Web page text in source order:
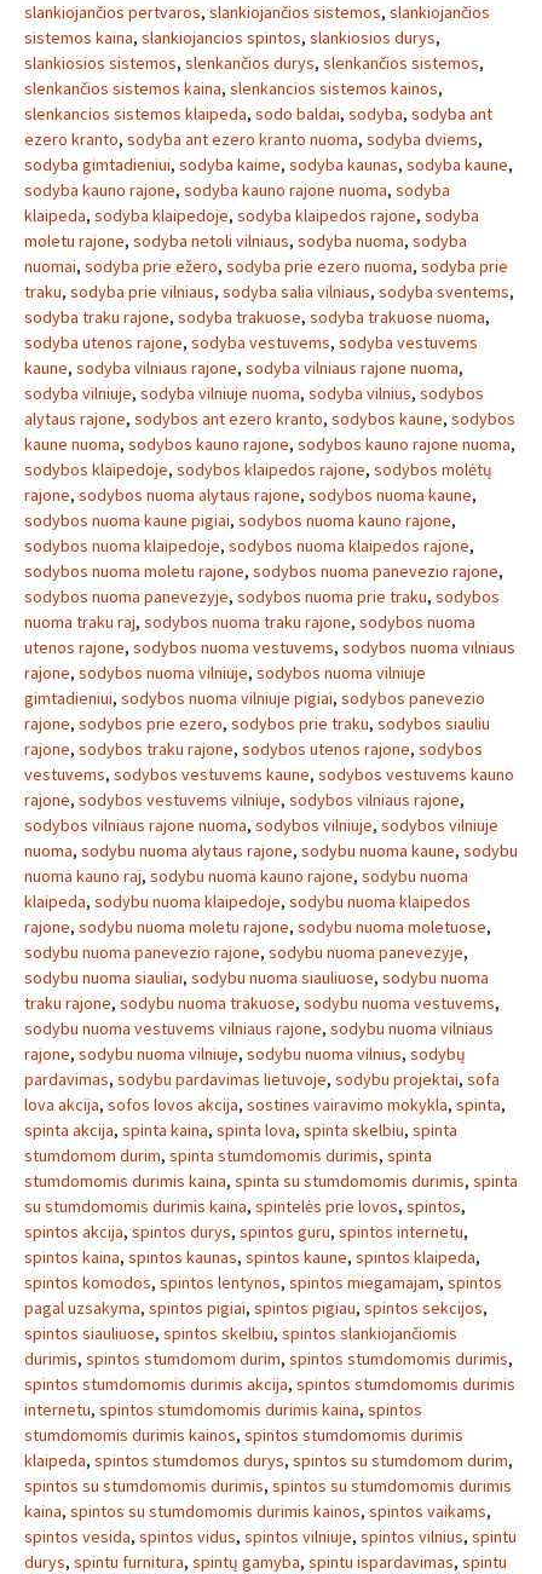
slankiojančios pertvaros, slankiojančios sistemos, slankiojančios
sistemos kaina, slankiojancios spintos, slankiosios durys,
slankiosios sistemos, slenkančios durys, slenkančios sistemos,
slenkančios sistemos kaina, slenkancios sistemos kainos,
slenkancios sistemos klaipeda, sodo baldai, sodyba, sodyba ant
ezero kranto, sodyba ant ezero kranto nuoma, sodyba dviems,
sodyba gimtadieniui, sodyba kaime, sodyba kaunas, sodyba kaune,
sodyba kauno rajone, sodyba kauno rajone nuoma, sodyba
klaipeda, sodyba klaipedoje, sodyba klaipedos rajone, sodyba
moletu rajone, sodyba netoli vilniaus, sodyba nuoma, sodyba
nuomai, sodyba prie ežero, sodyba prie ezero nuoma, sodyba prie
traku, sodyba prie vilniaus, sodyba salia vilniaus, sodyba sventems,
sodyba traku rajone, sodyba trakuose, sodyba trakuose nuoma,
sodyba utenos rajone, sodyba vestuvems, sodyba vestuvems
kaune, sodyba vilniaus rajone, sodyba vilniaus rajone nuoma,
sodyba vilniuje, sodyba vilniuje nuoma, sodyba vilnius, sodybos
alytaus rajone, sodybos ant ezero kranto, sodybos kaune, sodybos
kaune nuoma, sodybos kauno rajone, sodybos kauno rajone nuoma,
sodybos klaipedoje, sodybos klaipedos rajone, sodybos molėtų
rajone, sodybos nuoma alytaus rajone, sodybos nuoma kaune,
sodybos nuoma kaune pigiai, sodybos nuoma kauno rajone,
sodybos nuoma klaipedoje, sodybos nuoma klaipedos rajone,
sodybos nuoma moletu rajone, sodybos nuoma panevezio rajone,
sodybos nuoma panevezyje, sodybos nuoma prie traku, sodybos
nuoma traku raj, sodybos nuoma traku rajone, sodybos nuoma
utenos rajone, sodybos nuoma vestuvems, sodybos nuoma vilniaus
rajone, sodybos nuoma vilniuje, sodybos nuoma vilniuje
gimtadieniui, sodybos nuoma vilniuje pigiai, sodybos panevezio
rajone, sodybos prie ezero, sodybos prie traku, sodybos siauliu
rajone, sodybos traku rajone, sodybos utenos rajone, sodybos
vestuvems, sodybos vestuvems kaune, sodybos vestuvems kauno
rajone, sodybos vestuvems vilniuje, sodybos vilniaus rajone,
sodybos vilniaus rajone nuoma, sodybos vilniuje, sodybos vilniuje
nuoma, sodybu nuoma alytaus rajone, sodybu nuoma kaune, sodybu
nuoma kauno raj, sodybu nuoma kauno rajone, sodybu nuoma
klaipeda, sodybu nuoma klaipedoje, sodybu nuoma klaipedos
rajone, sodybu nuoma moletu rajone, sodybu nuoma moletuose,
sodybu nuoma panevezio rajone, sodybu nuoma panevezyje,
sodybu nuoma siauliai, sodybu nuoma siauliuose, sodybu nuoma
traku rajone, sodybu nuoma trakuose, sodybu nuoma vestuvems,
sodybu nuoma vestuvems vilniaus rajone, sodybu nuoma vilniaus
rajone, sodybu nuoma vilniuje, sodybu nuoma vilnius, sodybų
pardavimas, sodybu pardavimas lietuvoje, sodybu projektai, sofa
lova akcija, sofos lovos akcija, sostines vairavimo mokykla, spinta,
spinta akcija, spinta kaina, spinta lova, spinta skelbiu, spinta
stumdomom durim, spinta stumdomomis durimis, spinta
stumdomomis durimis kaina, spinta su stumdomomis durimis, spinta
su stumdomomis durimis kaina, spintelės prie lovos, spintos,
spintos akcija, spintos durys, spintos guru, spintos internetu,
spintos kaina, spintos kaunas, spintos kaune, spintos klaipeda,
spintos komodos, spintos lentynos, spintos miegamajam, spintos
pagal uzsakyma, spintos pigiai, spintos pigiau, spintos sekcijos,
spintos siauliuose, spintos skelbiu, spintos slankiojančiomis
durimis, spintos stumdomom durim, spintos stumdomomis durimis,
spintos stumdomomis durimis akcija, spintos stumdomomis durimis
internetu, spintos stumdomomis durimis kaina, spintos
stumdomomis durimis kainos, spintos stumdomomis durimis
klaipeda, spintos stumdomos durys, spintos su stumdomom durim,
spintos su stumdomomis durimis, spintos su stumdomomis durimis
kaina, spintos su stumdomomis durimis kainos, spintos vaikams,
spintos vesida, spintos vidus, spintos vilniuje, spintos vilnius, spintu
durys, spintu furnitura, spintų gamyba, spintu ispardavimas, spintu